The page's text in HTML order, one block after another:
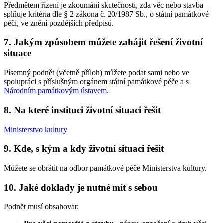
Předmětem řízení je zkoumání skutečnosti, zda věc nebo stavba
splňuje kritéria dle § 2 zákona č. 20/1987 Sb., o státní památkové
péči, ve znění pozdějších předpisů.
7. Jakým způsobem můžete zahájit řešení životní
situace
Písemný podnět (včetně příloh) můžete podat sami nebo ve
spolupráci s příslušným orgánem státní památkové péče a s
Národním památkovým ústavem.
8. Na které instituci životní situaci řešit
Ministerstvo kultury
9. Kde, s kým a kdy životní situaci řešit
Můžete se obrátit na odbor památkové péče Ministerstva kultury.
10. Jaké doklady je nutné mít s sebou
Podnět musí obsahovat: